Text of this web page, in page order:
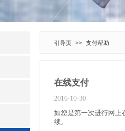
引导页 >> 支付帮助
在线支付
2016-10-30
如您是第一次进行网上
续。